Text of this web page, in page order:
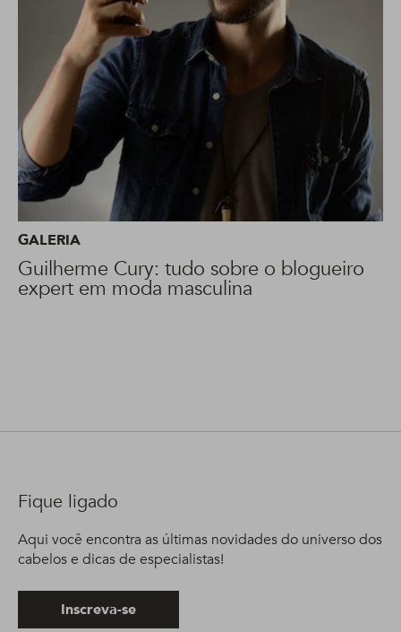
GALERIA
Guilherme Cury: tudo sobre o blogueiro
expert em moda masculina
Fique ligado
Aqui você encontra as últimas novidades do universo dos
cabelos e dicas de especialistas!
Inscreva-se